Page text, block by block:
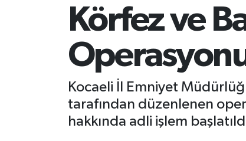
Körfez ve
Kocaeli İl Emniyet
tarafından düzenlenen
hakkında adli işlem
Süper Lig Puan Durumu ve Fikstür
Son Dakika Haberleri